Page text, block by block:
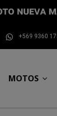
+569 9360
MOTOS